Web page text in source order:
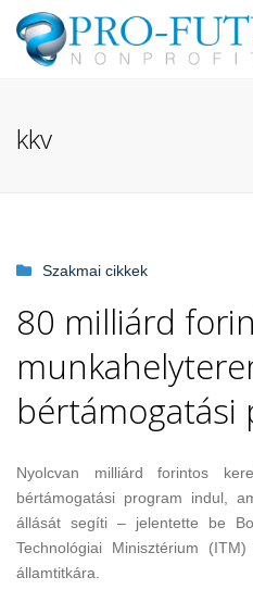
kkv
Szakmai cikkek
80 milliárd
Nyolcvan milliárd forintos
bértámogatási program indul,
állását segíti – jelentette be
Technológiai Minisztérium
államtitkára.